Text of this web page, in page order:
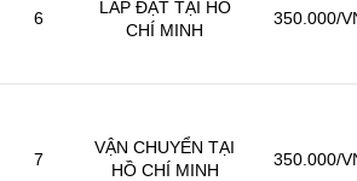
6
LẮP ĐẶT TẠI HỒ
CHÍ MINH
350.000/
7
VẬN CHUYỂN TẠI
HỒ CHÍ MINH
350.000/